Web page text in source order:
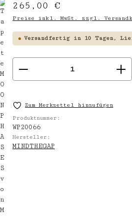
Regulärer Preis:
265,00 €
Preise inkl. MwSt. zzgl.
Versandfertig in 10 Tagen,
Produkt
Zum Merkzettel hinzufügen
Produktnummer:
WP20066
Hersteller:
MINDTHEGAP